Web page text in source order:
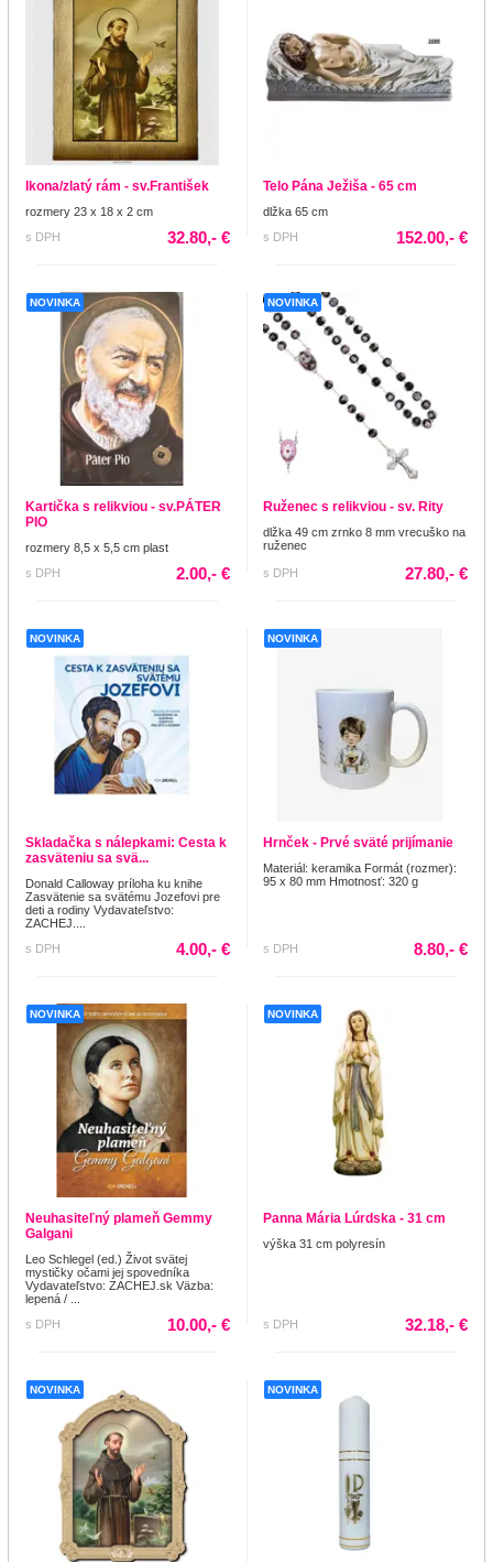
Ikona/zlatý rám - sv.František
rozmery 23 x 18 x 2 cm
s DPH
32.80,- €
Telo Pána Ježiša - 65 cm
dlžka 65 cm
s DPH
152.00,- €
NOVINKA
Kartička s relikviou - sv.PÁTER
PIO
rozmery 8,5 x 5,5 cm plast
s DPH
2.00,- €
NOVINKA
Ruženec s relikviou - sv. Rity
dlžka 49 cm zrnko 8 mm vrecuško na
ruženec
s DPH 27.80,- €
NOVINKA
Skladačka s nálepkami: Cesta k
zasväteniu sa svä...
Donald Calloway príloha ku knihe
Zasvätenie sa svätému Jozefovi pre
deti a rodiny Vydavateľstvo:
ZACHEJ....
s DPH
4.00,- €
NOVINKA
Hrnček - Prvé sväté prijímanie
Materiál: keramika Formát (rozmer):
95 x 80 mm Hmotnosť: 320 g
s DPH 8.80,- €
NOVINKA
Neuhasiteľný plameň Gemmy
Galgani
Leo Schlegel (ed.) Život svätej
mystičky očami jej spovedníka
Vydavateľstvo: ZACHEJ.sk Väzba:
lepená / ...
s DPH
10.00,- €
NOVINKA
Panna Mária Lúrdska - 31 cm
výška 31 cm polyresín
s DPH 32.18,- €
NOVINKA NOVINKA